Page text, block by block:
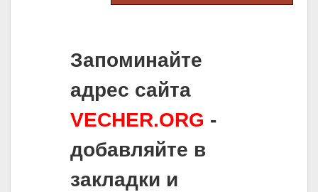
Запоминайте
адрес сайта
VECHER.ORG -
добавляйте в
закладки и